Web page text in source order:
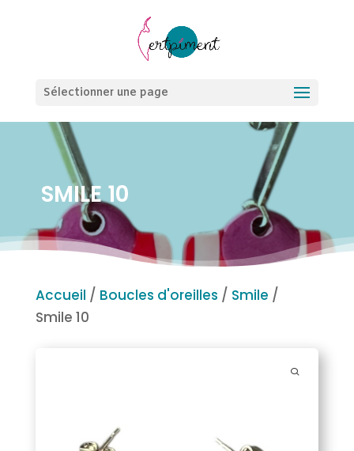
Sélectionner une page
SMILE 10
Accueil / Boucles d'oreilles / Smile /
Smile 10